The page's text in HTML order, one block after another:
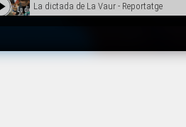
La dictada de La Vaur - Reportatge
Reportatge